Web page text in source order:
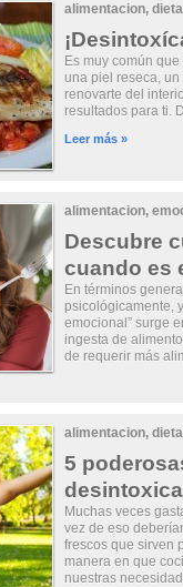
alimentacion,
Es muy común
una piel reseca,
renovarte del
resultados para ti.
Leer más »
alimentacion,
Descubre
cuando es
En términos
psicológicamente,
emocional” surge
ingesta de
de requerir más
alimentacion,
5
Muchas veces
vez de eso
frescos que sirven
manera en que
nuestras